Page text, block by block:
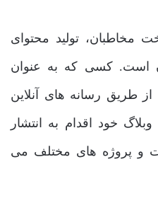
مخاطبان، تولید محتوای
است. کسی که به عنوان
طریق رسانه ‌های آنلاین
خود اقدام به انتشار
و پروژه ‌های مختلف می‌